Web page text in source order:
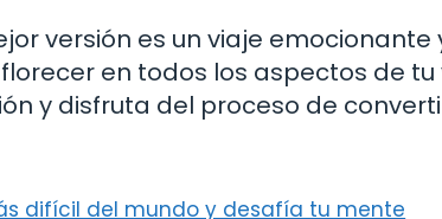
versión es un viaje
en todos los aspectos de tu
y disfruta del proceso de
difícil del mundo y desafía tu mente